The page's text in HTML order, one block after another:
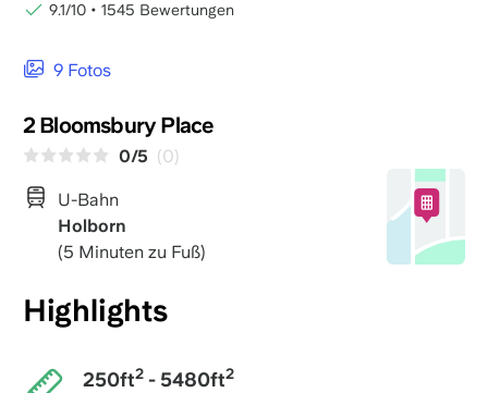
9 Fotos
2 Bloomsbury Place
0/5 (0)
U-Bahn
Holborn
(5 Minuten zu Fuß)
Highlights
250ft2- 5480ft2
9.1/10 • 1545 Bewertungen